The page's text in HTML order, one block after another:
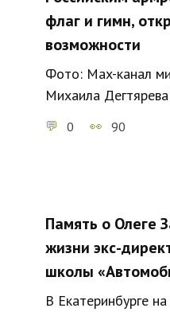
флаг и гимн,
возможности
Фото: Max-канал
Михаила
0 90
Память о Олеге
жизни экс-
школы
В Екатеринбурге